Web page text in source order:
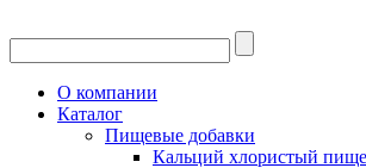
О компании
Каталог
Пищевые добавки
Кальций хлористый